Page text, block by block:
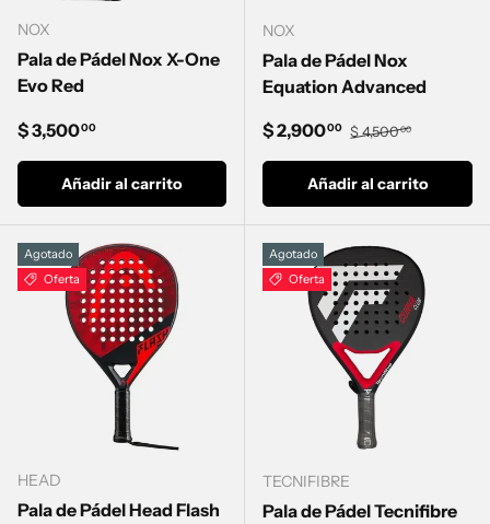
NOX
Pala de Pádel Nox X-One
Evo Red
Precio normal
$ 3,50000
Añadir al carrito
NOX
Pala de Pádel Nox
Equation Advanced
Precio de venta
$ 2,90000 Precio normal
$ 4,50000
Añadir al carrito
Agotado
Oferta
HEAD
Pala de Pádel Head Flash
Agotado
Oferta
TECNIFIBRE
Pala de Pádel Tecnifibre